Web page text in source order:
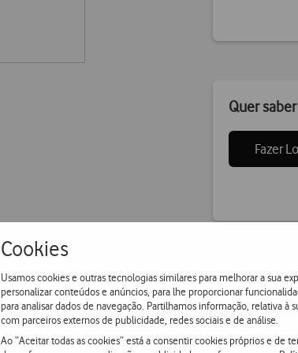
Cookies
Usamos cookies e outras tecnologias similares para melhorar a sua
personalizar conteúdos e anúncios, para lhe proporcionar
para analisar dados de navegação. Partilhamos informação, relativa à
com parceiros externos de publicidade, redes sociais e de análise.
Ao “Aceitar todas as cookies” está a consentir cookies próprios e de
Quer
Fazer